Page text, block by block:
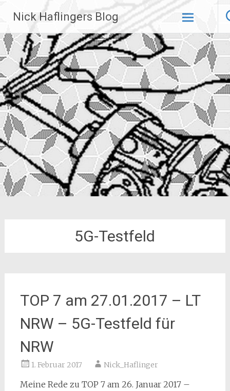
Inhalt
springen
Nick Haflingers Blog
5G-Testfeld
TOP 7 am 27.01.2017 – LT
NRW – 5G-Testfeld für
NRW
1. Februar 2017 Nick_Haflinger
Meine Rede zu TOP 7 am 26. Januar 2017 –